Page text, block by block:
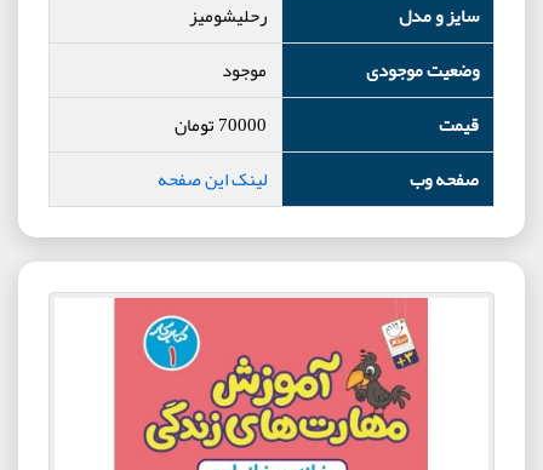
سایز و مدل
رحلیشومیز
وضعیت موجودی
موجود
قیمت
70000تومان
صفحه وب
لینک این صفحه